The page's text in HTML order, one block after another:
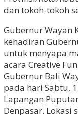
dan tokoh-tokoh
Gubernur Wayan
kehadiran
untuk menyapa
acara Creative
Gubernur Bali
pada hari Sabtu,
Lapangan
Denpasar. Lokasi